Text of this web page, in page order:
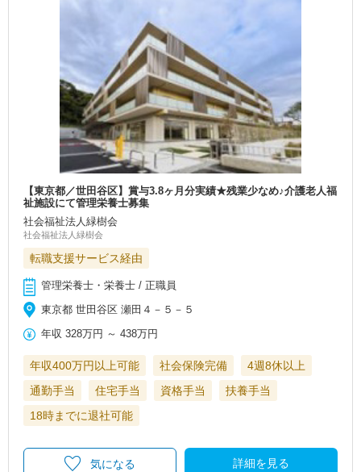
【東京都／世田谷区】賞与3.8ヶ月分実績★残業少なめ♪介護老人福
祉施設にて管理栄養士募集
社会福祉法人緑樹会
社会福祉法人緑樹会
転職支援サービス経由
管理栄養士・栄養士 / 正職員
東京都 世田谷区 瀬田４－５－５
年収 328万円 ～438万円
年収400万円以上可能 社会保険完備
4週8休以上
通勤手当
住宅手当 資格手当
扶養手当
18時までに退社可能
詳細を見る
気になる